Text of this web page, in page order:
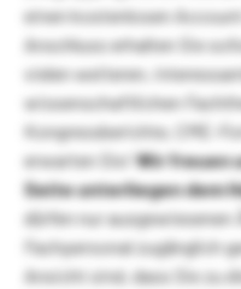
einen kostenlosen
Anschluss erhalten Sie
vielen weiteren,
wissenschaftlichen
Kongressberichte, CME-
erwarten Sie!Wir freuen
Seite unterliegen dem
dürfen nur
Fachpersonal zugänglich
Ansicht sind, dass Sie zu